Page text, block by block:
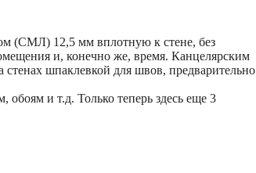
(СМЛ) 12,5 мм вплотную к стене, без
и, конечно же, время. Канцелярским
шпаклевкой для швов, предварительно
обоям и т.д. Только теперь здесь еще 3